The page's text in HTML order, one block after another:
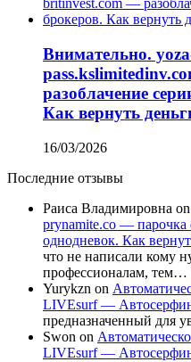
Внимательно.
разоблачение
Как вернуть
16/03/2026
Последние отзывы
Раиса Владимировна on
prynamite.co —
однодневок. Как
что не написали кому
профессионалам, тем…
Yurykzn on
LIVEsurf —
предназначенный для
Swon on
LIVEsurf —